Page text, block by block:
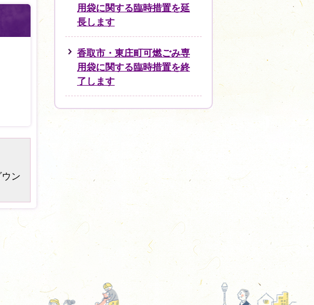
ン
用袋に関する臨時措置を延
長します
香取市・東庄町可燃ごみ専
用袋に関する臨時措置を終
了します